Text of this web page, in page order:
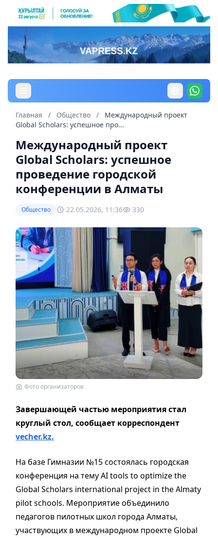
Главная / Общество /
Международный проект
Global Scholars: успешное про...
Международный проект
Global Scholars: успешное
проведение городской
конференции в Алматы
Общество 22.05.2026, 11:36 330
Фото организаторов
Завершающей частью мероприятия стал
круглый стол, сообщает корреспондент
vecher.kz.
На базе Гимназии №15 состоялась городская
конференция на тему AI tools to optimize the
Global Scholars international project in the Almaty
pilot schools. Мероприятие объединило
педагогов пилотных школ города Алматы,
участвующих в международном проекте Global